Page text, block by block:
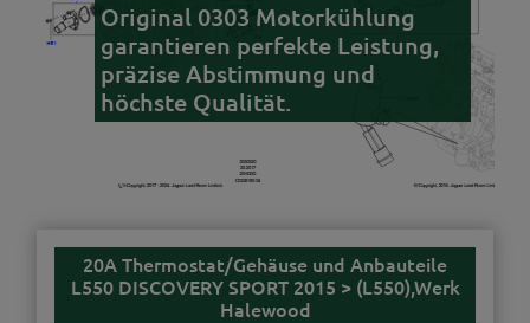
Original 0303 Motorkühlung
garantieren perfekte Leistung,
präzise Abstimmung und
höchste Qualität.
20A Thermostat/Gehäuse und Anbauteile
L550 DISCOVERY SPORT 2015 > (L550),Werk
Halewood